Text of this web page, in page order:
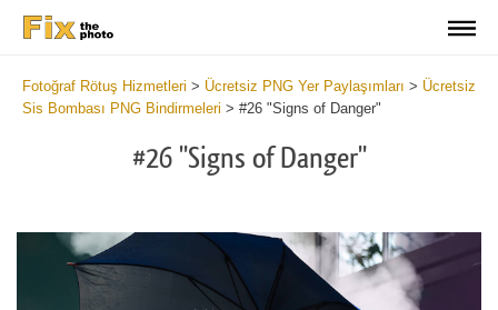
Fotoğraf Rötuş Hizmetleri > Ücretsiz PNG Yer Paylaşımları > Ücretsiz
Sis Bombası PNG Bindirmeleri > #26 "Signs of Danger"
#26 "Signs of Danger"